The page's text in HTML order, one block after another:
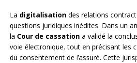
La digitalisation des relations
questions juridiques inédites. Dans un
la Cour de cassation a validé la
voie électronique, tout en précisant les
du consentement de l’assuré. Cette